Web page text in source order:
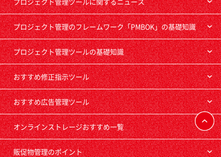
プロジェクト管理のフレームワーク「PMBOK」の基礎知識
プロジェクト管理ツールの基礎知識
おすすめ修正指示ツール
おすすめ広告管理ツール
オンラインストレージおすすめ一覧
販促物管理のポイント